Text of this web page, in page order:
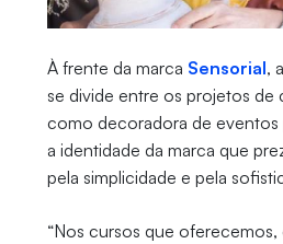
À frente da marca Sensorial,
se divide entre os projetos de
como decoradora de
a identidade da marca que
pela simplicidade e pela
“Nos cursos que oferecemos,